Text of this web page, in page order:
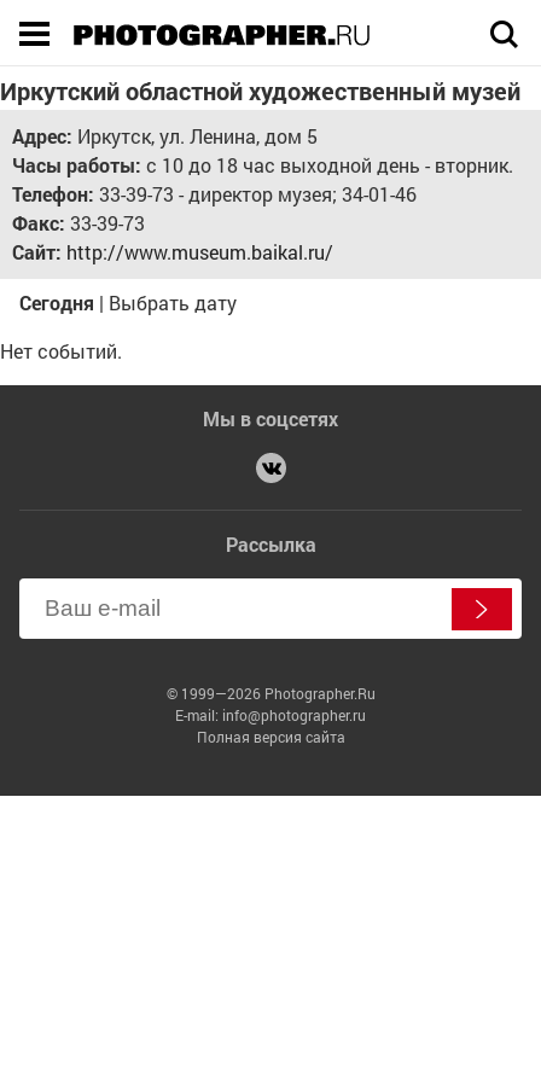
Иркутский областной художественный музей
Адрес: Иркутск, ул. Ленина, дом 5
Часы работы: с 10 до 18 час выходной день - вторник.
Телефон: 33-39-73 - директор музея; 34-01-46
Факс: 33-39-73
Сайт: http://www.museum.baikal.ru/
Сегодня | Выбрать дату
Нет событий.
Мы в соцсетях
Рассылка
© 1999—2026 Photographer.Ru
E-mail: info@photographer.ru
Полная версия сайта